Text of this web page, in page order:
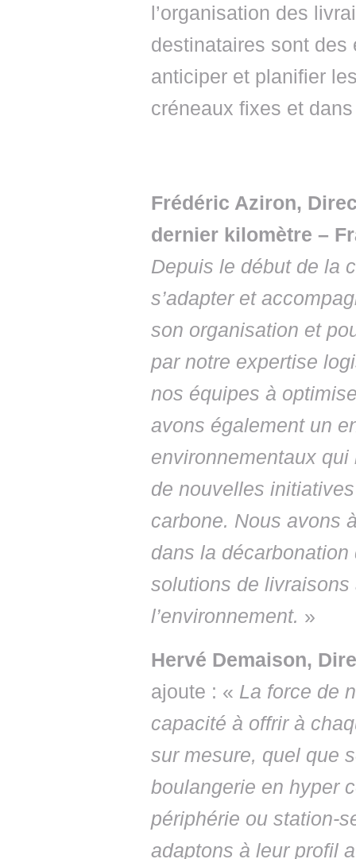
l’organisation des
destinataires sont
anticiper et planifier
créneaux fixes et
Frédéric Aziron,
dernier kilomètre –
Depuis le début de la
s’adapter et
son organisation et
par notre expertise
nos équipes à
avons également un
environnementaux
de nouvelles
carbone. Nous avons
dans la
solutions de
l’environnement. »
Hervé Demaison,
ajoute : « La force de
capacité à offrir à
sur mesure, quel que
boulangerie en hyper
périphérie ou station-
adaptons à leur profil